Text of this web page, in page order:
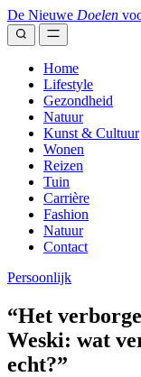
Naar
inhoud
De Nieuwe Doelen
Home
Lifestyle
Gezondheid
Natuur
Kunst & Cultuur
Wonen
Reizen
Tuin
Carrière
Fashion
Natuur
Contact
Persoonlijk
“Het
Weski: wat
echt?”